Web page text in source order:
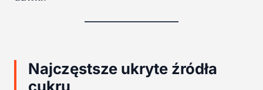
Najczęstsze ukryte źródła
cukru